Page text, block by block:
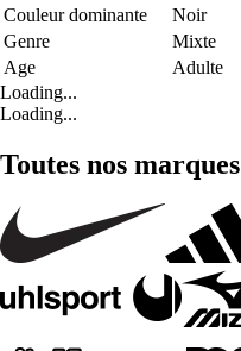
Couleur dominante
Noir
Genre
Mixte
Age
Adulte
Loading...
Loading...
Toutes nos marques